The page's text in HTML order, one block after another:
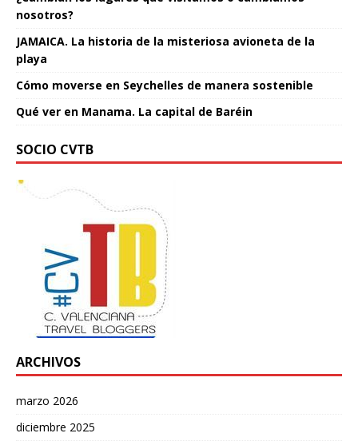
nosotros?
JAMAICA. La historia de la misteriosa avioneta de la
playa
Cómo moverse en Seychelles de manera sostenible
Qué ver en Manama. La capital de Baréin
SOCIO CVTB
ARCHIVOS
marzo 2026
diciembre 2025